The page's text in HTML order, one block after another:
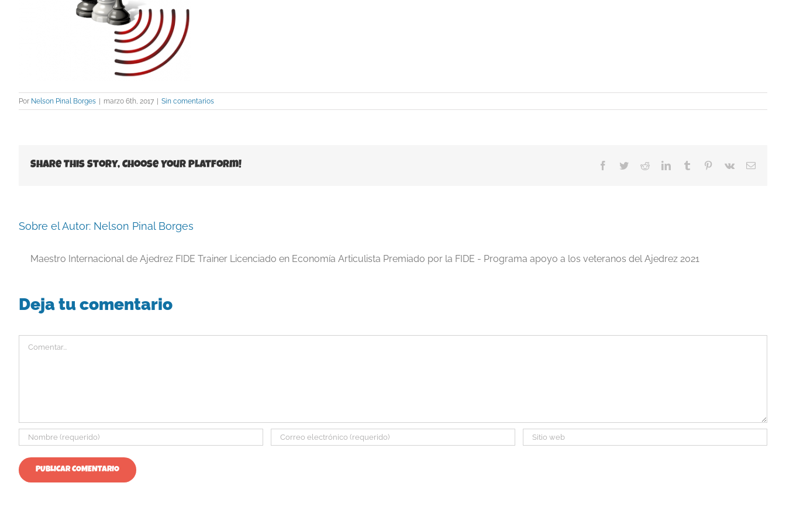
Por Nelson Pinal Borges | marzo 6th, 2017 | Sin comentarios
Share This Story, Choose Your Platform! Facebook
TwitterRedditLinkedInTumblr Pinterest
Vk
Correo
Sobre el Autor: Nelson Pinal Borges
Maestro Internacional de Ajedrez FIDE Trainer Licenciado en Economía Articulista Premiado por la FIDE - Programa apoyo a los veteranos del Ajedrez 2021
Deja tu comentario